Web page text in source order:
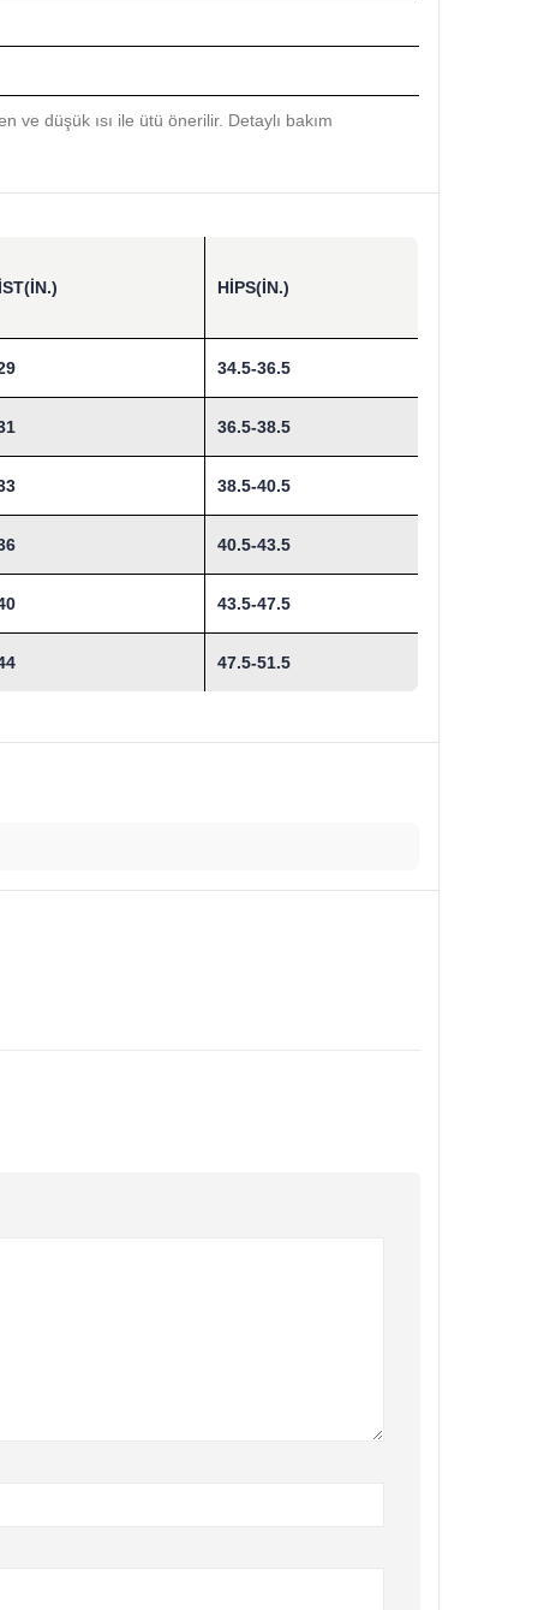
ve düşük ısı ile ütü önerilir. Detaylı bakım
HIPS(IN.)
34.5-36.5
36.5-38.5
38.5-40.5
40.5-43.5
43.5-47.5
47.5-51.5